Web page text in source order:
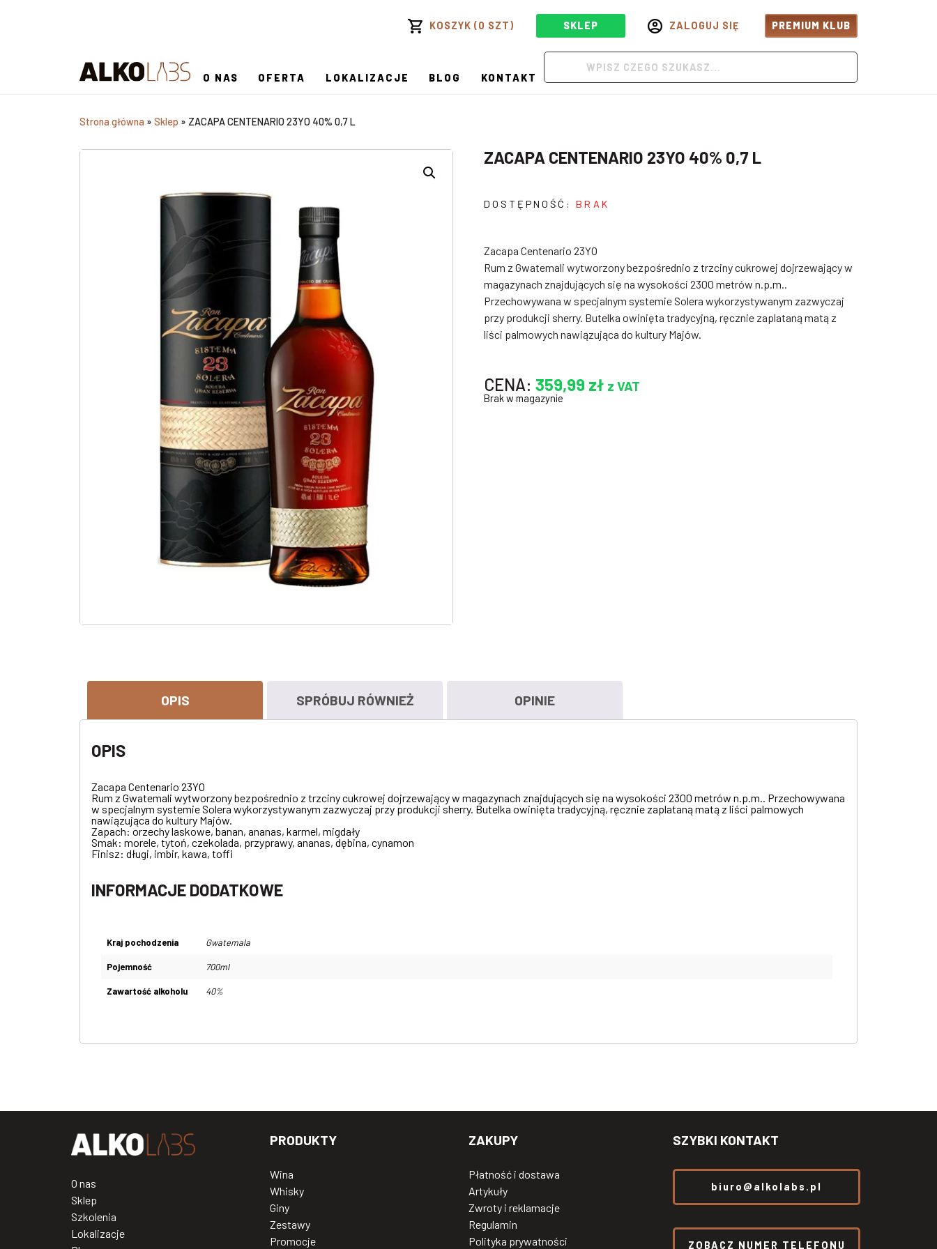
KOSZYK (0 SZT) SKLEP ZALOGUJ SIĘ PREMIUM KLUB
O NAS OFERTA LOKALIZACJE BLOG KONTAKT
Strona główna » Sklep » ZACAPA CENTENARIO 23YO 40% 0,7 L
ZACAPA CENTENARIO 23YO 40% 0,7 L
DOSTĘPNOŚĆ:BRAK
Zacapa Centenario 23YO
Rum z Gwatemali wytworzony bezpośrednio z trzciny cukrowej dojrzewający w
magazynach znajdujących się na wysokości 2300 metrów n.p.m..
Przechowywana w specjalnym systemie Solera wykorzystywanym zazwyczaj
przy produkcji sherry. Butelka owinięta tradycyjną, ręcznie zaplataną matą z
liści palmowych nawiązująca do kultury Majów.
CENA:359,99 zł z VAT
Brak w magazynie
OPIS SPRÓBUJ RÓWNIEŻ OPINIE
OPIS
Zacapa Centenario 23YO
Rum z Gwatemali wytworzony bezpośrednio z trzciny cukrowej dojrzewający w magazynach znajdujących się na wysokości 2300 metrów n.p.m.. Przechowywana
w specjalnym systemie Solera wykorzystywanym zazwyczaj przy produkcji sherry. Butelka owinięta tradycyjną, ręcznie zaplataną matą z liści palmowych
nawiązująca do kultury Majów.
Zapach: orzechy laskowe, banan, ananas, karmel, migdały
Smak: morele, tytoń, czekolada, przyprawy, ananas, dębina, cynamon
Finisz: długi, imbir, kawa, toffi
INFORMACJE DODATKOWE
Kraj pochodzenia Gwatemala
Pojemność 700ml
Zawartość alkoholu 40%
O nas
Sklep
Szkolenia
Lokalizacje
PRODUKTY
Wina
Whisky
Giny
Zestawy
Promocje
ZAKUPY
Płatność i dostawa
Artykuły
Zwroty i reklamacje
Regulamin
Polityka prywatności
SZYBKI KONTAKT
biuro@alkolabs.pl
ZOBACZ NUMER TELEFONU